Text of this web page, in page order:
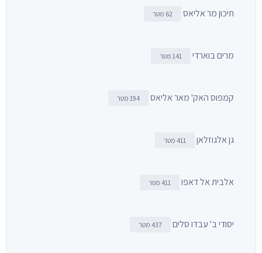
תיכון מר אליאס 62 מטר
מרים בוארדי 141 מטר
קמפוס האק' מאר אליאס 194 מטר
גן אלגוזלאן 411 מטר
אלבית אל דאפו 411 מטר
יסודי ב' עבדו סלים 437 מטר